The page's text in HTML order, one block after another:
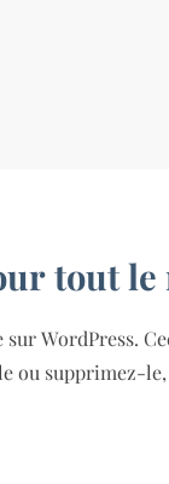
tout le
sur WordPress.
ou supprimez-